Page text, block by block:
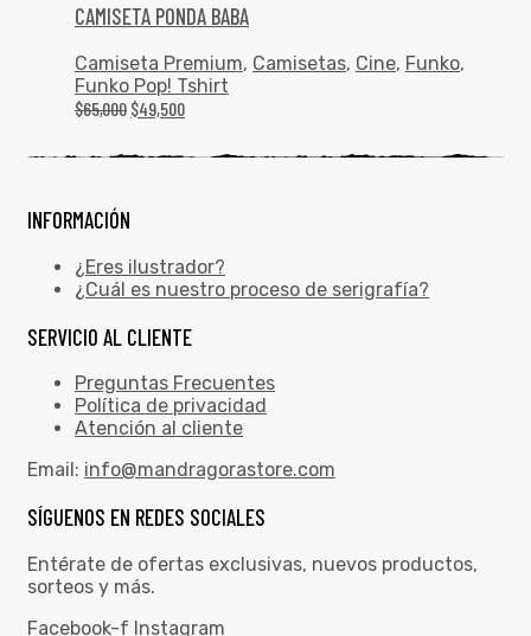
CAMISETA PONDA BABA
Camiseta Premium, Camisetas, Cine, Funko,
Funko Pop! Tshirt
$65,000 $49,500
INFORMACIÓN
¿Eres ilustrador?
¿Cuál es nuestro proceso de serigrafía?
SERVICIO AL CLIENTE
Preguntas Frecuentes
Política de privacidad
Atención al cliente
Email: info@mandragorastore.com
SÍGUENOS EN REDES SOCIALES
Entérate de ofertas exclusivas, nuevos productos,
sorteos y más.
Facebook-f Instagram